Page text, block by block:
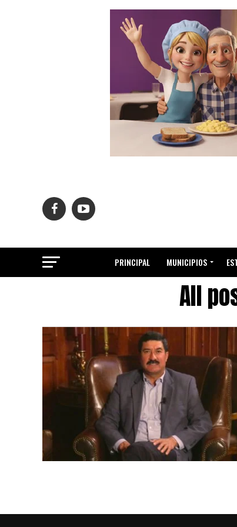
PRINCIPAL MUNICIPIOS
All